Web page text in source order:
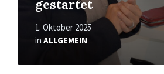
gestartet
1. Oktober 2025
in ALLGEMEIN